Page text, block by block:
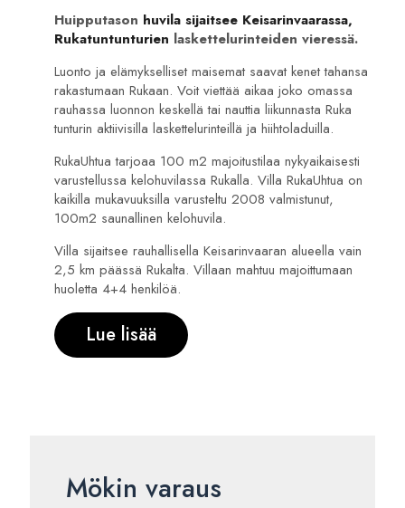
Huipputason huvila sijaitsee Keisarinvaarassa,
Rukatuntunturien laskettelurinteiden vieressä.
Luonto ja elämykselliset maisemat saavat kenet tahansa
rakastumaan Rukaan. Voit viettää aikaa joko omassa
rauhassa luonnon keskellä tai nauttia liikunnasta Ruka
tunturin aktiivisilla laskettelurinteillä ja hiihtoladuilla.
RukaUhtua tarjoaa 100 m2 majoitustilaa nykyaikaisesti
varustellussa kelohuvilassa Rukalla. Villa RukaUhtua on
kaikilla mukavuuksilla varusteltu 2008 valmistunut,
100m2 saunallinen kelohuvila.
Villa sijaitsee rauhallisella Keisarinvaaran alueella vain
2,5 km päässä Rukalta. Villaan mahtuu majoittumaan
huoletta 4+4 henkilöä.
Lue lisää
Mökin varaus